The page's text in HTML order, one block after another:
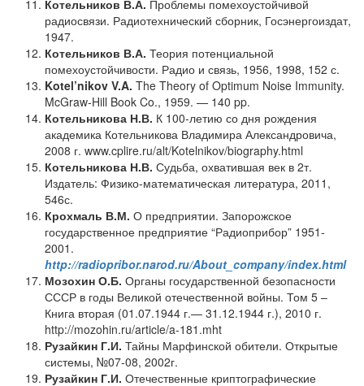
Котельников В.А. Проблемы помехоустойчивой
радиосвязи. Радиотехнический сборник, Госэнергоиздат,
1947.
Котельников В.А. Теория потенциальной
помехоустойчивости. Радио и связь, 1956, 1998, 152 с.
Kotel’nikov V.A. The Theory of Optimum Noise Immunity.
McGraw-Hill Book Co., 1959. — 140 pp.
Котельникова Н.В. К 100-летию со дня рождения
академика Котельникова Владимира Александровича,
2008 г. www.cplire.ru/alt/Kotelnikov/biography.html
Котельникова Н.В. Судьба, охватившая век в 2т.
Издатель: Физико-математическая литература, 2011,
546с.
Крохмаль В.М. О предприятии. Запорожское
государственное предприятие “Радиоприбор” 1951-
2001.
http://radiopribor.narod.ru/About_company/index.html
Мозохин О.Б. Органы государственной безопасности
СССР в годы Великой отечественной войны. Том 5 –
Книга вторая (01.07.1944 г.— 31.12.1944 г.), 2010 г.
http://mozohin.ru/article/a-181.mht
Рузайкин Г.И. Тайны Марфинской обители. Открытые
системы, №07-08, 2002г.
Рузайкин Г.И. Отечественные криптографические